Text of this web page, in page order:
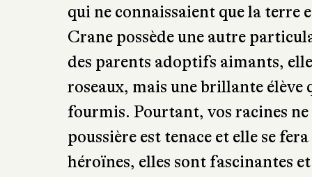
qui ne connaissaient que la terre
Crane possède une autre
des parents adoptifs aimants,
roseaux, mais une brillante élève
fourmis. Pourtant, vos racines ne
poussière est tenace et elle se
héroïnes, elles sont fascinantes